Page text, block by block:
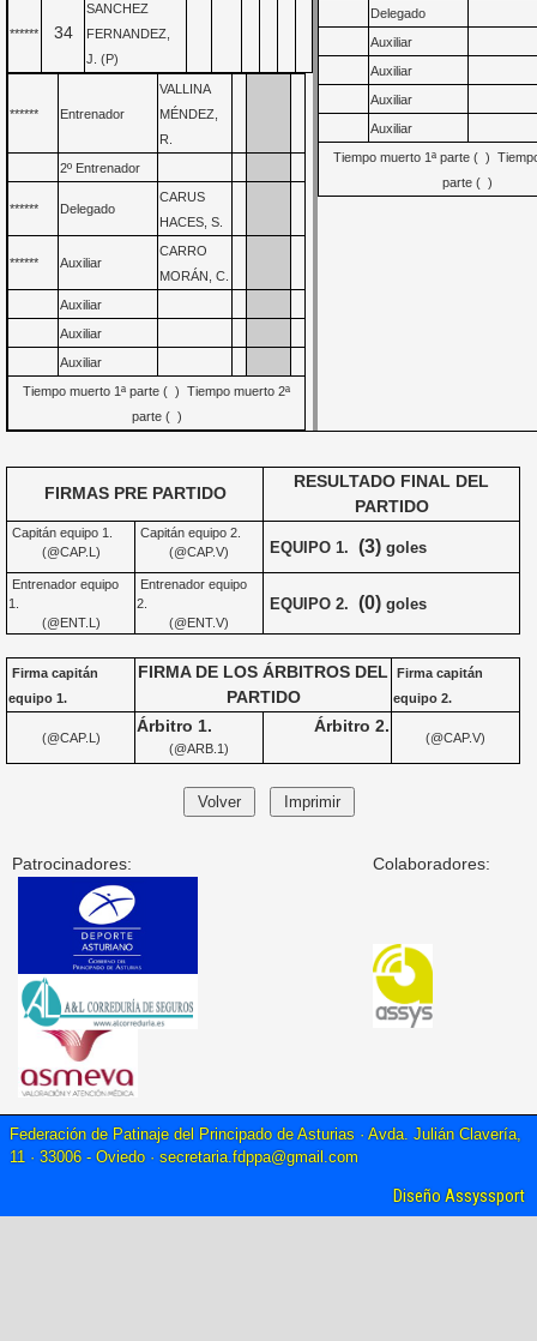
****** 34
SANCHEZ
FERNANDEZ,
J. (P)
****** Entrenador
VALLINA
MÉNDEZ,
R.
2º Entrenador
****** Delegado
CARUS
HACES, S.
****** Auxiliar
CARRO
MORÁN, C.
Auxiliar
Auxiliar
Auxiliar
Tiempo muerto 1ª parte ( ) Tiempo muerto 2ª
parte ( )
Delegado
Auxiliar
Auxiliar
Auxiliar
Auxiliar
Tiempo muerto 1ª parte ( )
parte ( )
FIRMAS PRE PARTIDO
RESULTADO FINAL DEL
PARTIDO
Capitán equipo 1.
(@CAP.L)
Capitán equipo 2.
(@CAP.V)
EQUIPO 1. (3) goles
Entrenador equipo
1.
(@ENT.L)
Entrenador equipo
2.
(@ENT.V)
EQUIPO 2. (0) goles
Firma capitán
equipo 1.
FIRMA DE LOS ÁRBITROS DEL
PARTIDO
Firma capitán
equipo 2.
(@CAP.L)
Árbitro 1.
(@ARB.1)
Árbitro 2.
(@CAP.V)
Patrocinadores: Colaboradores:
Federación de Patinaje del Principado de Asturias · Avda. Julián Clavería,
11 · 33006 - Oviedo · secretaria.fdppa@gmail.com
Diseño Assyssport